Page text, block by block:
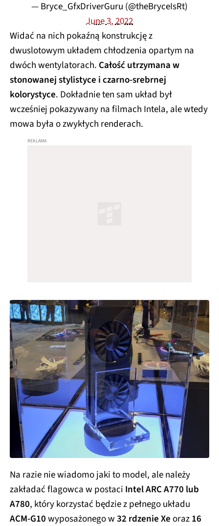
— Bryce_GfxDriverGuru (@theBryceIsRt)
June 3, 2022
Widać na nich pokaźną konstrukcję z
dwuslotowym układem chłodzenia opartym na
dwóch wentylatorach. Całość utrzymana w
stonowanej stylistyce i czarno-srebrnej
kolorystyce. Dokładnie ten sam układ był
wcześniej pokazywany na filmach Intela, ale wtedy
mowa była o zwykłych renderach.
Na razie nie wiadomo jaki to model, ale należy
zakładać flagowca w postaci Intel ARC A770 lub
A780, który korzystać będzie z pełnego układu
ACM-G10wyposażonego w32 rdzenie Xeoraz16